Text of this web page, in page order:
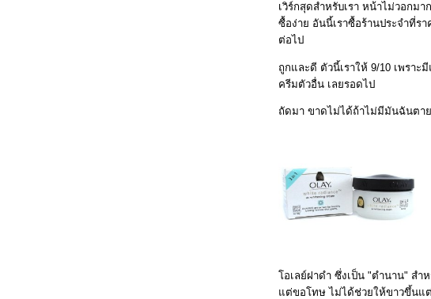
เวิร์กสุดสำหรับเรา หน้าไม่วอกม
ซื้อง่าย อันนี้เราซื้อร้านประจำที่ร
ต่อไป
ถูกและดี ตัวนี้เราให้ 9/10 เพรา
ครีมตัวอื่น เลยรอดไป
ถัดมา ขาดไม่ได้ถ้าไม่มีมันฉันตา
อเลย์ฝาดำ ซึ่งเป็น "ตำนาน" สำห
ต่ขอโทษ ไม่ได้ช่วยให้ขาวขึ้นแต่